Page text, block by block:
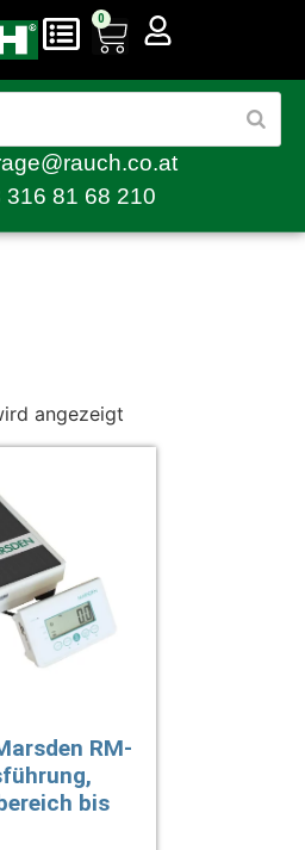
0
316 81 68 210
angezeigt
RM-
bis